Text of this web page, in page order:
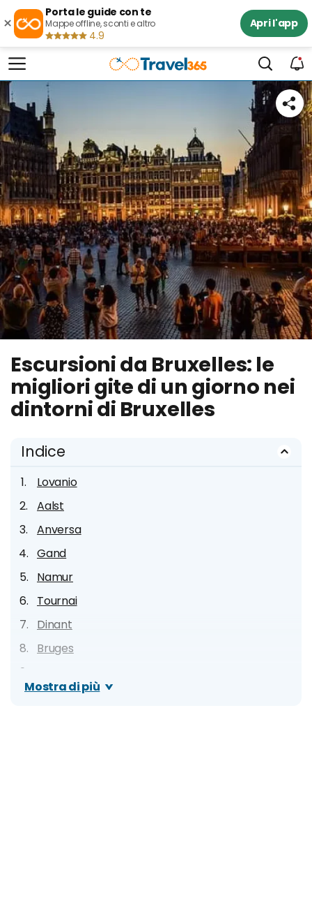
×
Porta le guide con te
Mappe offline, sconti e altro
4.9
Apri l'app
Escursioni da Bruxelles: le
migliori gite di un giorno nei
dintorni di Bruxelles
Indice
Lovanio
Aalst
Anversa
Gand
Namur
Tournai
Dinant
Bruges
Ypres e Campi di battaglia delle Fiandre
Mostra di più